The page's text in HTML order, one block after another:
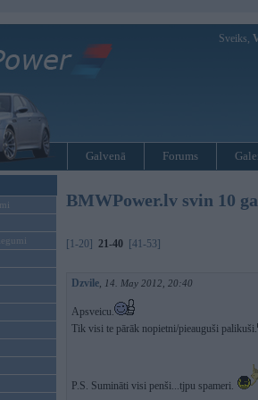
Sveiks,
Galvenā Forums
BMWPower.lv svin 10
[1-20] 21-40 [41-53]
Dzvile, 14. May 2012, 20:40
Apsveicu.
Tik visi te pārāk nopietni/pieauguši palikuši.
P.S. Sumināti visi penši...tjpu spameri.